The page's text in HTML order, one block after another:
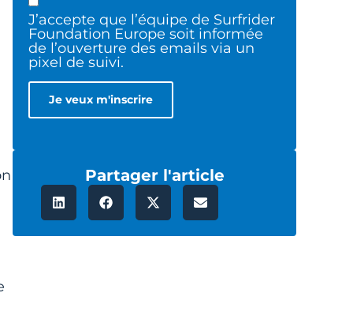
J’accepte que l’équipe de Surfrider
Foundation Europe soit informée
de l’ouverture des emails via un
pixel de suivi.
Partager l'article